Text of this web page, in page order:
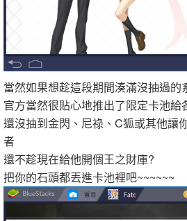
當然如果想趁這段期間湊滿沒抽過的
官方當然很貼心地推出了限定卡池給
還沒抽到金閃、尼祿、C狐或其他讓
者
還不趁現在給他開個王之財庫?
把你的石頭都丟進卡池裡吧~~~~~~